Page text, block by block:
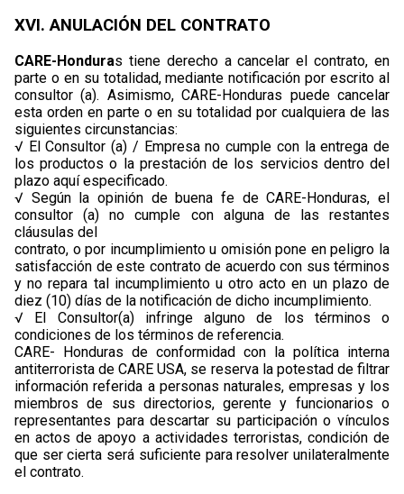
XVI. ANULACIÓN DEL CONTRATO
CARE-Honduras tiene derecho a cancelar el contrato, en
parte o en su totalidad, mediante notificación por escrito al
consultor (a). Asimismo, CARE-Honduras puede cancelar
esta orden en parte o en su totalidad por cualquiera de las
siguientes circunstancias:
√ El Consultor (a) / Empresa no cumple con la entrega de
los productos o la prestación de los servicios dentro del
plazo aquí especificado.
√ Según la opinión de buena fe de CARE-Honduras, el
consultor (a) no cumple con alguna de las restantes
cláusulas del
contrato, o por incumplimiento u omisión pone en peligro la
satisfacción de este contrato de acuerdo con sus términos
y no repara tal incumplimiento u otro acto en un plazo de
diez (10) días de la notificación de dicho incumplimiento.
√ El Consultor(a) infringe alguno de los términos o
condiciones de los términos de referencia.
CARE- Honduras de conformidad con la política interna
antiterrorista de CARE USA, se reserva la potestad de filtrar
información referida a personas naturales, empresas y los
miembros de sus directorios, gerente y funcionarios o
representantes para descartar su participación o vínculos
en actos de apoyo a actividades terroristas, condición de
que ser cierta será suficiente para resolver unilateralmente
el contrato.